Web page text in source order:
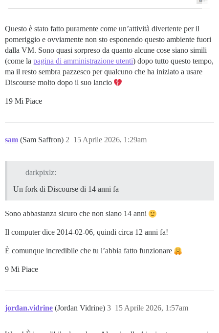
Questo è stato fatto puramente come un’attività divertente per il
pomeriggio e ovviamente non sto esponendo questo ambiente fuori
dalla VM. Sono quasi sorpreso da quanto alcune cose siano simili
(come la pagina di amministrazione utenti) dopo tutto questo tempo,
ma il resto sembra pazzesco per qualcuno che ha iniziato a usare
Discourse molto dopo il suo lancio
19 Mi Piace
sam (Sam Saffron) 15 Aprile 2026, 1:29am
2
darkpixlz:
Un fork di Discourse di 14 anni fa
Sono abbastanza sicuro che non siano 14 anni
Il computer dice 2014-02-06, quindi circa 12 anni fa!
È comunque incredibile che tu l’abbia fatto funzionare
9 Mi Piace
jordan.vidrine (Jordan Vidrine) 15 Aprile 2026, 1:57am
3